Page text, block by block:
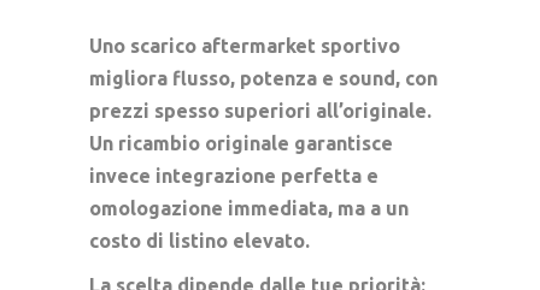
Uno scarico aftermarket sportivo
migliora flusso, potenza e sound, con
prezzi spesso superiori all’originale.
Un ricambio originale garantisce
invece integrazione perfetta e
omologazione immediata, ma a un
costo di listino elevato.
La scelta dipende dalle tue priorità: